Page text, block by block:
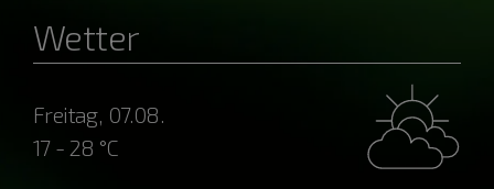
Wetter
Freitag, 07.08.
17 - 28 °C